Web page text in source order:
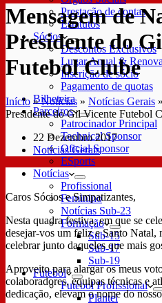
Prestação de contas
Estatutos
Sócios
Descontos Exclusivos
Lugar Anual &
Inscrição de sócio
Pagamento de quotas
Bilheteira
Parceiros
Patrocinador Principal
Technical Sponsor
Oficial Sponsor
ESports
Notícias
Profissional
Feminino
Notícias Sub-23
Formação
Sub-15
Sub-17
Sub-19
Futebol
Futebol Profissional
Plantel
Mensagem de
Presidente do
Futebol Clube
Início »Notícias » Notícias Gerais »
Presidente do Gil Vicente Futebol
22 Dezembro 2017
Notícias Gerais
Caros Sócios e Simpatizantes,
Nesta quadra festiva, em que se
desejar-vos um feliz e Santo Natal,
celebrar junto daqueles que mais
Aproveito para alargar os meus
colaboradores, equipas técnicas e
dedicação, elevam o nome do